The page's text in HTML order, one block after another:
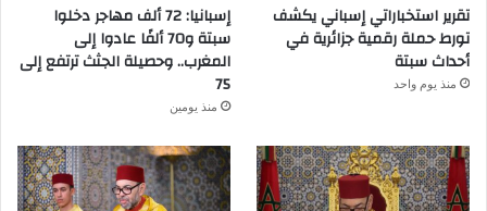
تقرير استخباراتي إسباني يكشف
تورط حملة رقمية جزائرية في
أحداث سبتة
منذ يوم واحد
إسبانيا: 72 ألف مهاجر دخلوا
سبتة و70 ألفًا عادوا إلى
المغرب.. وحصيلة الجثث ترتفع إلى
75
منذ يومين